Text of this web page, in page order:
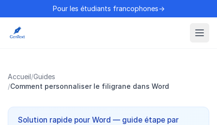
Pour les étudiants francophones→
Accueil/Guides
/Comment personnaliser le filigrane dans Word
Solution rapide pour Word — guide étape par